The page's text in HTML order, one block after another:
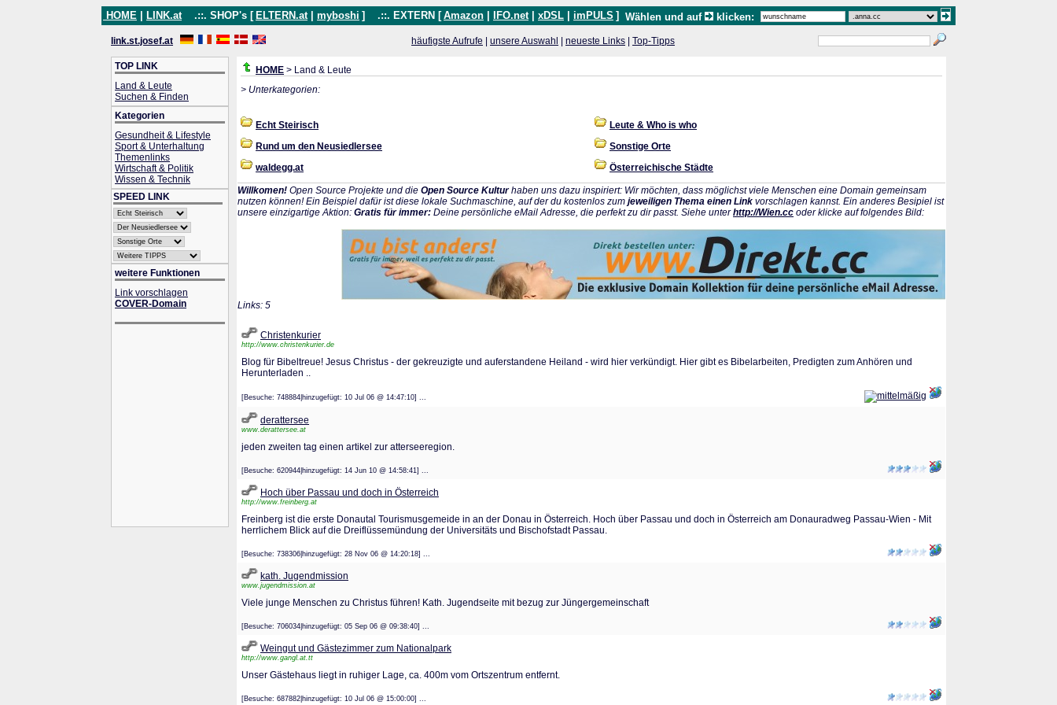
HOME LINK.at .::. SHOP's [ ELTERN.at myboshi ] .::. EXTERN [ Amazon IFO.net xDSL imPULS ] Wählen und auf klicken:
link.st.josef.at häufigste Aufrufe unsere Auswahl neueste Links Top-Tipps
TOP LINK
Land & Leute
Suchen & Finden
Kategorien
Gesundheit & Lifestyle
Sport & Unterhaltung
Themenlinks
Wirtschaft & Politik
Wissen & Technik
SPEED LINK
weitere Funktionen
Link vorschlagen
COVER-Domain
HOME > Land & Leute
> Unterkategorien:
Echt Steirisch
Leute & Who is who
Rund um den Neusiedlersee
Sonstige Orte
waldegg.at
Österreichische Städte
Willkomen! Open Source Projekte und die Open Source Kulturhaben uns dazu inspiriert: Wir möchten, dass möglichst viele Menschen eine Domain gemeinsam
nutzen können! Ein Beispiel dafür ist diese lokale Suchmaschine, auf der du kostenlos zum jeweiligen Thema einen Link vorschlagen kannst. Ein anderes Besipiel ist
unsere einzigartige Aktion: Gratis für immer: Deine persönliche eMail Adresse, die perfekt zu dir passt. Siehe unterhttp://Wien.cc oder klicke auf folgendes Bild:
Links: 5
Christenkurier
http://www.christenkurier.de
Blog für Bibeltreue! Jesus Christus - der gekreuzigte und auferstandene Heiland - wird hier verkündigt. Hier gibt es Bibelarbeiten, Predigten zum Anhören und
Herunterladen ..
[Besuche: 748884|hinzugefügt: 10 Jul 06 @ 14:47:10] ...
derattersee
www.derattersee.at
jeden zweiten tag einen artikel zur atterseeregion.
[Besuche: 620944|hinzugefügt: 14 Jun 10 @ 14:58:41] ...
Hoch über Passau und doch in Österreich
http://www.freinberg.at
Freinberg ist die erste Donautal Tourismusgemeide in an der Donau in Österreich. Hoch über Passau und doch in Österreich am Donauradweg Passau-Wien - Mit
herrlichem Blick auf die Dreiflüssemündung der Universitäts und Bischofstadt Passau.
[Besuche: 738306|hinzugefügt: 28 Nov 06 @ 14:20:18] ...
kath. Jugendmission
www.jugendmission.at
Viele junge Menschen zu Christus führen! Kath. Jugendseite mit bezug zur Jüngergemeinschaft
[Besuche: 706034|hinzugefügt: 05 Sep 06 @ 09:38:40] ...
Weingut und Gästezimmer zum Nationalpark
http://www.gangl.at.tt
Unser Gästehaus liegt in ruhiger Lage, ca. 400m vom Ortszentrum entfernt.
[Besuche: 687882|hinzugefügt: 10 Jul 06 @ 15:00:00] ...